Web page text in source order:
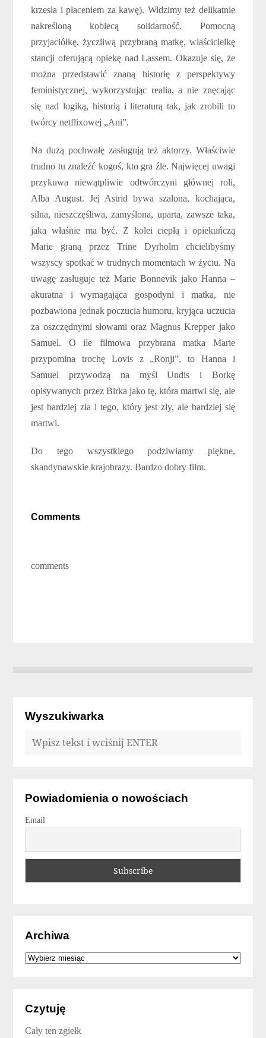
krzesła i płaceniem za kawę). Widzimy też delikatnie
nakreśloną kobiecą solidarność. Pomocną
przyjaciółkę, życzliwą przybraną matkę, właścicielkę
stancji oferującą opiekę nad Lassem. Okazuje się, że
można przedstawić znaną historię z perspektywy
feministycznej, wykorzystując realia, a nie znęcając
się nad logiką, historią i literaturą tak, jak zrobili to
twórcy netflixowej „Ani”.
Na dużą pochwałę zasługują też aktorzy. Właściwie
trudno tu znaleźć kogoś, kto gra źle. Najwięcej uwagi
przykuwa niewątpliwie odtwórczyni głównej roli,
Alba August. Jej Astrid bywa szalona, kochająca,
silna, nieszczęśliwa, zamyślona, uparta, zawsze taka,
jaka właśnie ma być. Z kolei ciepłą i opiekuńczą
Marie graną przez Trine Dyrholm chcielibyśmy
wszyscy spotkać w trudnych momentach w życiu. Na
uwagę zasługuje też Marie Bonnevik jako Hanna –
akuratna i wymagająca gospodyni i matka, nie
pozbawiona jednak poczucia humoru, kryjąca uczucia
za oszczędnymi słowami oraz Magnus Krepper jako
Samuel. O ile filmowa przybrana matka Marie
przypomina trochę Lovis z „Ronji”, to Hanna i
Samuel przywodzą na myśl Undis i Borkę
opisywanych przez Birka jako tę, która martwi się, ale
jest bardziej zła i tego, który jest zły, ale bardziej się
martwi.
Do tego wszystkiego podziwiamy piękne,
skandynawskie krajobrazy. Bardzo dobry film.
Comments
comments
Wyszukiwarka
Powiadomienia o nowościach
Email
Archiwa
Archiwa
Czytuję
Cały ten zgiełk